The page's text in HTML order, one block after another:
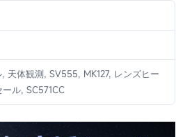
天体観測, SV555, MK127, レンズヒー
ル, SC571CC